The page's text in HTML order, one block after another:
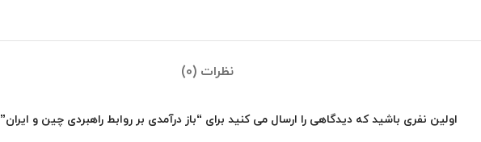
نظرات (0)
اولین نفری باشید که دیدگاهی را ارسال می کنید برای “باز درآمدی بر روابط راهبردی چین و ایران”